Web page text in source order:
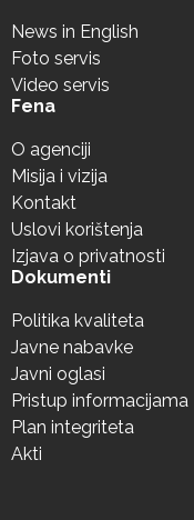
News in English
Foto servis
Video servis
Fena
O agenciji
Misija i vizija
Kontakt
Uslovi korištenja
Izjava o privatnosti
Dokumenti
Politika kvaliteta
Javne nabavke
Javni oglasi
Pristup informacijama
Plan integriteta
Akti